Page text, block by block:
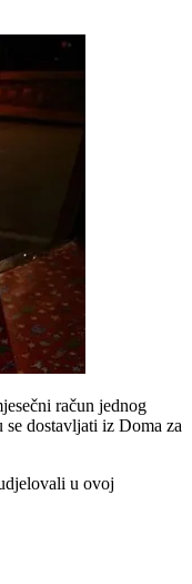
račun jednog
dostavljati iz Doma za
u ovoj